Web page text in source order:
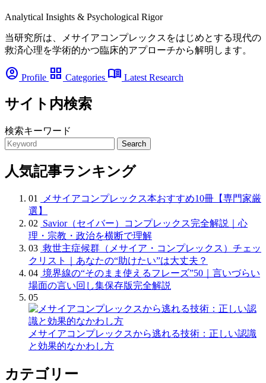
Analytical Insights & Psychological Rigor
当研究所は、メサイアコンプレックスをはじめとする現代の
救済心理を学術的かつ臨床的アプローチから解明します。
account_circle Profile grid_view Categories menu_book Latest Research
サイト内検索
検索キーワード
Search
人気記事ランキング
01
メサイアコンプレックス本おすすめ10冊【専門家厳
選】
02 Savior（セイバー）コンプレックス完全解説｜心
理・宗教・政治を横断で理解
03 救世主症候群（メサイア・コンプレックス）チェッ
クリスト｜あなたの“助けたい”は大丈夫？
04 境界線の“そのまま使えるフレーズ”50｜言いづらい
場面の言い回し集保存版完全解説
05
メサイアコンプレックスから逃れる技術：正しい認識
と効果的なかわし方
カテゴリー